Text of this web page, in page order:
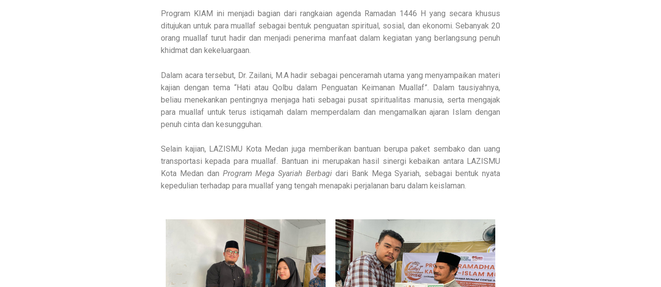
Program KIAM ini menjadi bagian dari rangkaian agenda Ramadan 1446 H yang secara khusus
ditujukan untuk para muallaf sebagai bentuk penguatan spiritual, sosial, dan ekonomi. Sebanyak 20
orang muallaf turut hadir dan menjadi penerima manfaat dalam kegiatan yang berlangsung penuh
khidmat dan kekeluargaan.
Dalam acara tersebut, Dr. Zailani, M.A hadir sebagai penceramah utama yang menyampaikan materi
kajian dengan tema “Hati atau Qolbu dalam Penguatan Keimanan Muallaf”. Dalam tausiyahnya,
beliau menekankan pentingnya menjaga hati sebagai pusat spiritualitas manusia, serta mengajak
para muallaf untuk terus istiqamah dalam memperdalam dan mengamalkan ajaran Islam dengan
penuh cinta dan kesungguhan.
Selain kajian, LAZISMU Kota Medan juga memberikan bantuan berupa paket sembako dan uang
transportasi kepada para muallaf. Bantuan ini merupakan hasil sinergi kebaikan antara LAZISMU
Kota Medan dan Program Mega Syariah Berbagi dari Bank Mega Syariah, sebagai bentuk nyata
kepedulian terhadap para muallaf yang tengah menapaki perjalanan baru dalam keislaman.